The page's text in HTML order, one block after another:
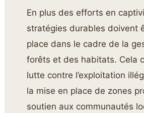
En plus des efforts en
stratégies durables doivent
place dans le cadre de la
forêts et des habitats. Cela
lutte contre l’exploitation
la mise en place de zones
soutien aux communautés